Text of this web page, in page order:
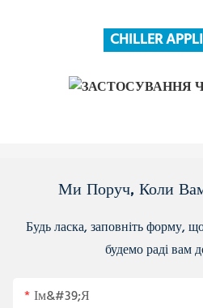
CHILLER
Ми Поруч, Коли
Будь ласка, заповніть форму,
будемо раді вам
Ім&#39;я